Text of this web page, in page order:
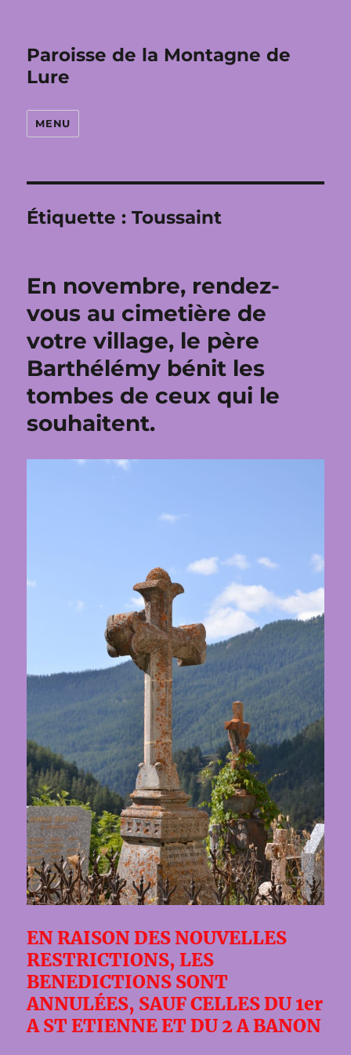
Paroisse de la Montagne de
Lure
MENU
Étiquette :Toussaint
En novembre, rendez-
vous au cimetière de
votre village, le père
Barthélémy bénit les
tombes de ceux qui le
souhaitent.
EN RAISON DES NOUVELLES
RESTRICTIONS, LES
BENEDICTIONS SONT
ANNULÉES, SAUF CELLES DU 1er
A ST ETIENNE ET DU 2 A BANON